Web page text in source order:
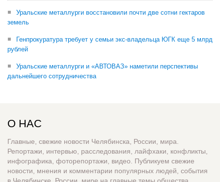
Уральские металлурги восстановили почти две сотни гектаров
земель
Генпрокуратура требует у семьи экс-владельца ЮГК еще 5 млрд
рублей
Уральские металлурги и «АВТОВАЗ» наметили перспективы
дальнейшего сотрудничества
О НАС
Главные, свежие новости Челябинска, России, мира.
Репортажи, интервью, расследования, лайфхаки, конфликты,
инфографика, фоторепортажи, видео. Публикуем свежие
новости, мнения и комментарии популярных людей, события